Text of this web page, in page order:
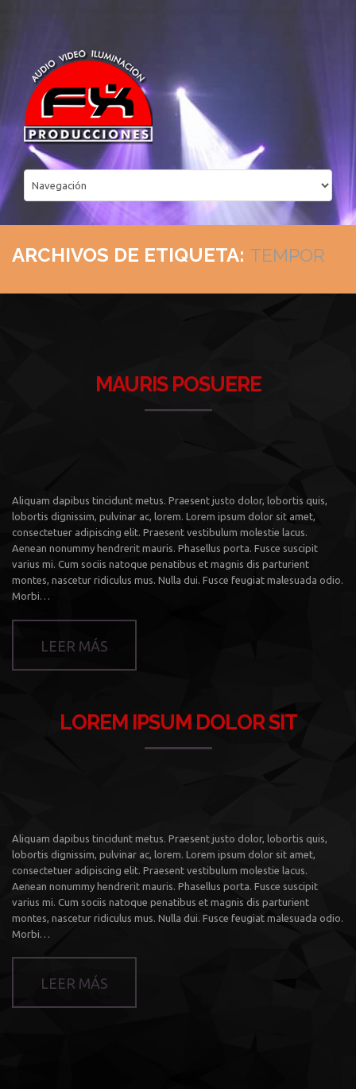
ARCHIVOS DE ETIQUETA: TEMPOR
MAURIS POSUERE
Aliquam dapibus tincidunt metus. Praesent justo dolor, lobortis quis,
lobortis dignissim, pulvinar ac, lorem. Lorem ipsum dolor sit amet,
consectetuer adipiscing elit. Praesent vestibulum molestie lacus.
Aenean nonummy hendrerit mauris. Phasellus porta. Fusce suscipit
varius mi. Cum sociis natoque penatibus et magnis dis parturient
montes, nascetur ridiculus mus. Nulla dui. Fusce feugiat malesuada odio.
Morbi…
LEER MÁS
LOREM IPSUM DOLOR SIT
Aliquam dapibus tincidunt metus. Praesent justo dolor, lobortis quis,
lobortis dignissim, pulvinar ac, lorem. Lorem ipsum dolor sit amet,
consectetuer adipiscing elit. Praesent vestibulum molestie lacus.
Aenean nonummy hendrerit mauris. Phasellus porta. Fusce suscipit
varius mi. Cum sociis natoque penatibus et magnis dis parturient
montes, nascetur ridiculus mus. Nulla dui. Fusce feugiat malesuada odio.
Morbi…
LEER MÁS